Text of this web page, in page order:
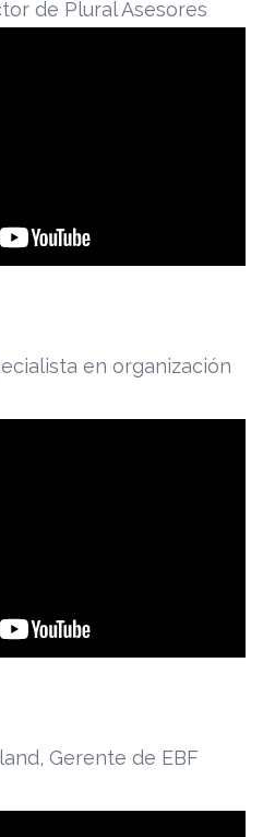
de Plural Asesores
en organización
Gerente de EBF